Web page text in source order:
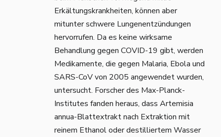
Erkältungskrankheiten, können aber
mitunter schwere Lungenentzündungen
hervorrufen. Da es keine wirksame
Behandlung gegen COVID-19 gibt, werden
Medikamente, die gegen Malaria, Ebola und
SARS-CoV von 2005 angewendet wurden,
untersucht. Forscher des Max-Planck-
Institutes fanden heraus, dass Artemisia
annua-Blattextrakt nach Extraktion mit
reinem Ethanol oder destilliertem Wasser